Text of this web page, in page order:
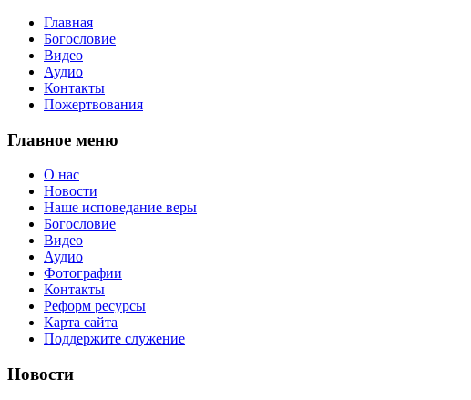
Главная
Богословие
Видео
Аудио
Контакты
Пожертвования
Главное меню
О нас
Новости
Наше исповедание веры
Богословие
Видео
Аудио
Фотографии
Контакты
Реформ ресурсы
Карта сайта
Поддержите служение
Новости